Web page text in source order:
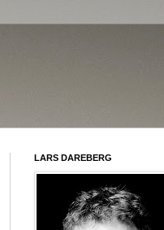
LARS DAREBERG